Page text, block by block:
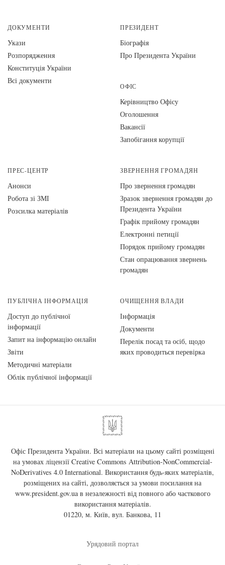
ДОКУМЕНТИ
Укази
Розпорядження
Конституція України
Всі документи
ПРЕЗИДЕНТ
Біографія
Про Президента України
ОФІС
Керівництво Офісу
Оголошення
Вакансії
Запобігання корупції
ПРЕС-ЦЕНТР
Анонси
Робота зі ЗМІ
Розсилка матеріалів
ЗВЕРНЕННЯ ГРОМАДЯН
Про звернення громадян
Зразок звернення громадян до
Президента України
Графік прийому громадян
Електронні петиції
Порядок прийому громадян
Стан опрацювання звернень
громадян
ПУБЛІЧНА ІНФОРМАЦІЯ
Доступ до публічної
інформації
Запит на інформацію онлайн
Звіти
Методичні матеріали
Облік публічної інформації
ОЧИЩЕННЯ ВЛАДИ
Інформація
Документи
Перелік посад та осіб, щодо
яких проводиться перевірка
Офіс Президента України. Всі матеріали на цьому сайті розміщені
на умовах ліцензії Creative Commons Attribution-NonCommercial-
NoDerivatives 4.0 International. Використання будь-яких матеріалів,
розміщених на сайті, дозволяється за умови посилання на
www.president.gov.uaв незалежності від повного або часткового
використання матеріалів.
01220, м. Київ, вул. Банкова, 11
Урядовий портал